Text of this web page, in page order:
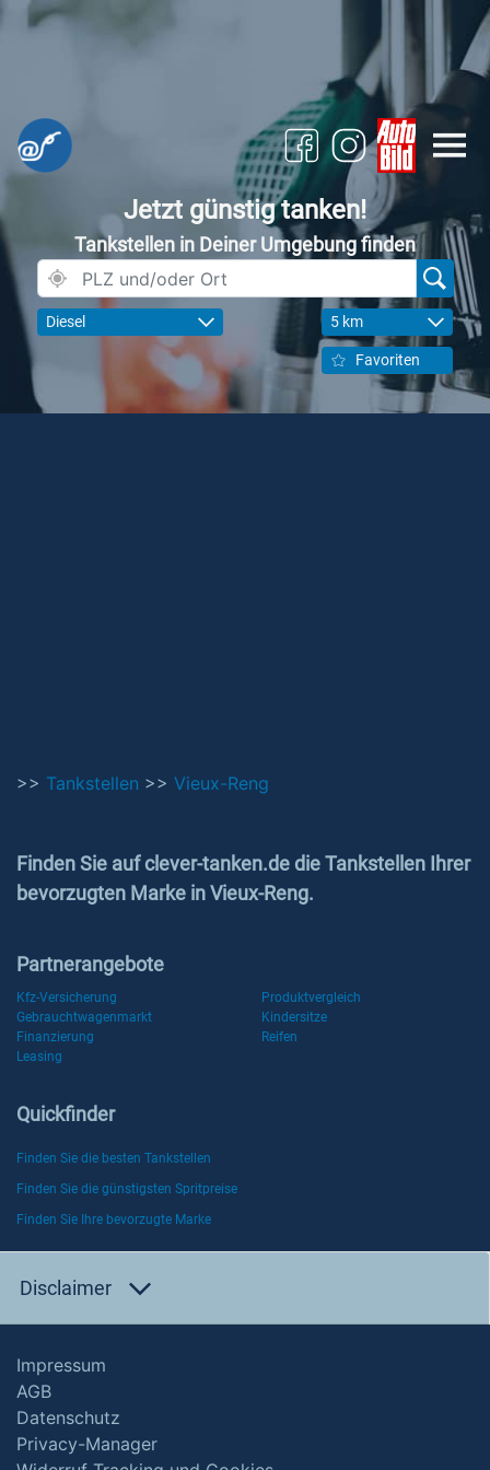
Jetzt günstig tanken!
Tankstellen in Deiner Umgebung finden
Diesel 5 km
Favoriten
>> Tankstellen >> Vieux-Reng
Finden Sie auf clever-tanken.de die Tankstellen Ihrer
bevorzugten Marke in Vieux-Reng.
Partnerangebote
Kfz-Versicherung
Produktvergleich
Gebrauchtwagenmarkt
Kindersitze
Finanzierung
Reifen
Leasing
Quickfinder
Finden Sie die besten Tankstellen
Finden Sie die günstigsten Spritpreise
Finden Sie Ihre bevorzugte Marke
Disclaimer
Impressum
AGB
Datenschutz
Privacy-Manager